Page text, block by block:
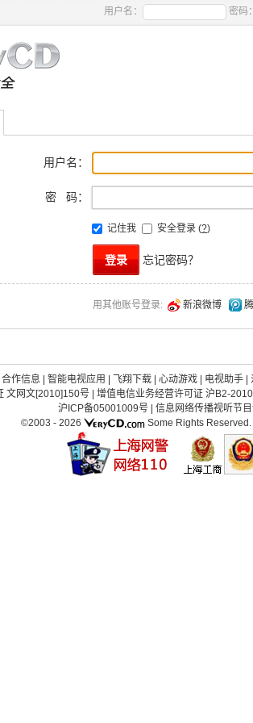
用户名： 密码：
用户名：
密 码：
记住我 安全登录 (?)
忘记密码？
用其他账号登录: 新浪微博
合作信息 智能电视应用 飞翔下载 心动游戏 电视助手
文网文[2010]150号
增值电信业务经营许可证 沪B2-
沪ICP备05001009号| 信息网络传播视听节
©2003 - 2026 Some Rights Reserved.